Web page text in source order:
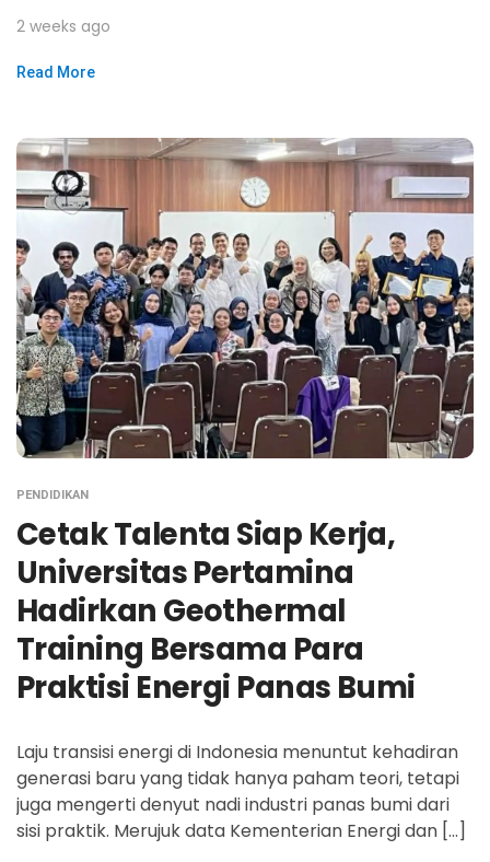
2 weeks ago
Read More
PENDIDIKAN
Cetak Talenta Siap Kerja,
Universitas Pertamina
Hadirkan Geothermal
Training Bersama Para
Praktisi Energi Panas Bumi
Laju transisi energi di Indonesia menuntut kehadiran
generasi baru yang tidak hanya paham teori, tetapi
juga mengerti denyut nadi industri panas bumi dari
sisi praktik. Merujuk data Kementerian Energi dan […]